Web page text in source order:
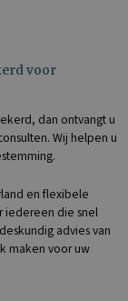
voor
dan ontvangt u
Wij helpen u
en flexibele
iedereen die snel
advies van
maken voor uw